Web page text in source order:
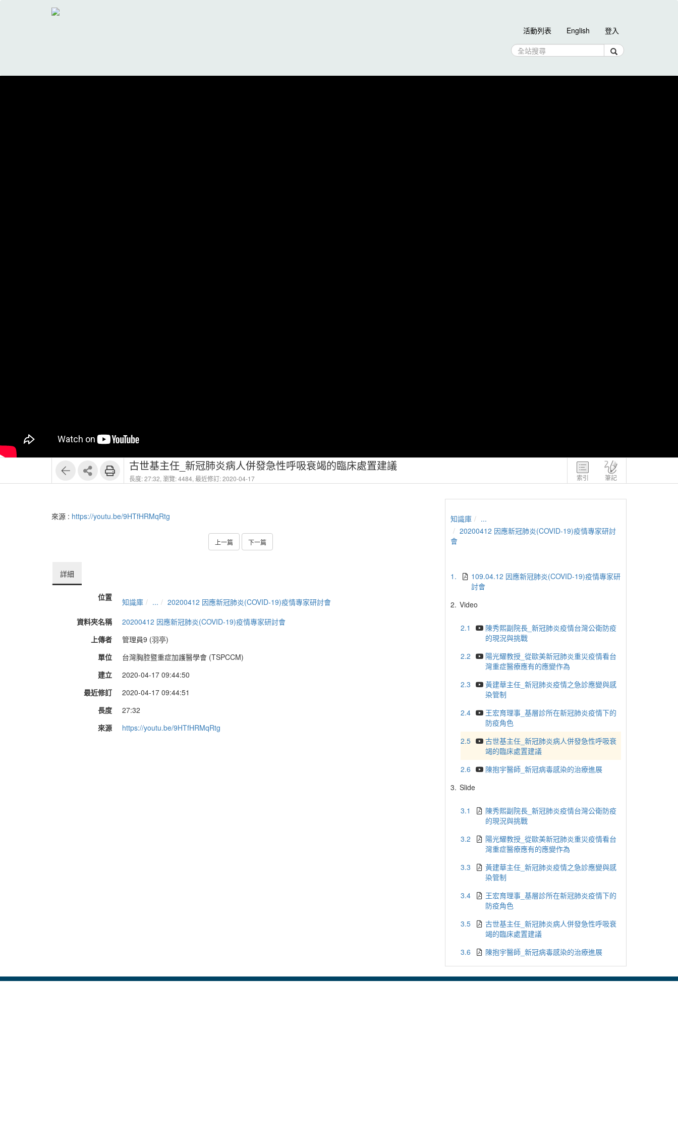
活動列表 English 登入
索引 筆記
古世基主任_新冠肺炎病人併發急性呼吸衰竭的臨床處置建議
長度: 27:32, 瀏覽: 4484, 最近修訂: 2020-04-17
來源 : https://youtu.be/9HTfHRMqRtg
上一篇 下一篇
詳細
位置 知識庫 ...
20200412 因應新冠肺炎(COVID-19)疫情專家研討會
資料夾名稱
20200412 因應新冠肺炎(COVID-19)疫情專家研討會
上傳者
管理員9 (羽亭)
單位
台灣胸腔暨重症加護醫學會 (TSPCCM)
建立
2020-04-17 09:44:50
最近修訂
2020-04-17 09:44:51
長度
27:32
來源
https://youtu.be/9HTfHRMqRtg
知識庫
...
20200412 因應新冠肺炎(COVID-19)疫情專家研討
會
1.
109.04.12 因應新冠肺炎(COVID-19)疫情專家研
討會
2. Video
2.1
陳秀熙副院長_新冠肺炎疫情台灣公衛防疫
的現況與挑戰
2.2
陽光耀教授_從歐美新冠肺炎重災疫情看台
灣重症醫療應有的應變作為
2.3
黃建華主任_新冠肺炎疫情之急診應變與感
染管制
2.4
王宏育理事_基層診所在新冠肺炎疫情下的
防疫角色
2.5
古世基主任_新冠肺炎病人併發急性呼吸衰
竭的臨床處置建議
2.6
陳抱宇醫師_新冠病毒感染的治療進展
3. Slide
3.1
陳秀熙副院長_新冠肺炎疫情台灣公衛防疫
的現況與挑戰
3.2
陽光耀教授_從歐美新冠肺炎重災疫情看台
灣重症醫療應有的應變作為
3.3
黃建華主任_新冠肺炎疫情之急診應變與感
染管制
3.4
王宏育理事_基層診所在新冠肺炎疫情下的
防疫角色
3.5
古世基主任_新冠肺炎病人併發急性呼吸衰
竭的臨床處置建議
3.6
陳抱宇醫師_新冠病毒感染的治療進展